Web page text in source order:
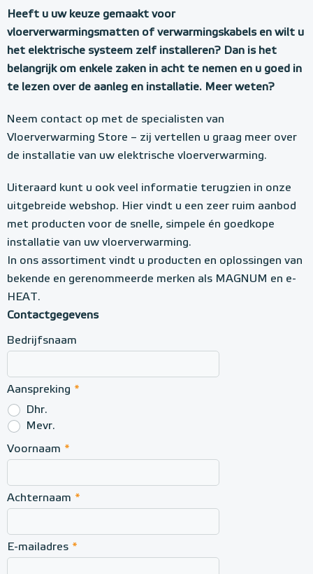
Heeft u uw keuze gemaakt voor
vloerverwarmingsmatten of verwarmingskabels en wilt u
het elektrische systeem zelf installeren? Dan is het
belangrijk om enkele zaken in acht te nemen en u goed in
te lezen over de aanleg en installatie. Meer weten?
Neem contact op met de specialisten van
Vloerverwarming Store – zij vertellen u graag meer over
de installatie van uw elektrische vloerverwarming.
Uiteraard kunt u ook veel informatie terugzien in onze
uitgebreide webshop. Hier vindt u een zeer ruim aanbod
met producten voor de snelle, simpele én goedkope
installatie van uw vloerverwarming.
In ons assortiment vindt u producten en oplossingen van
bekende en gerenommeerde merken als MAGNUM en e-
HEAT.
Contactgegevens
Bedrijfsnaam
Aanspreking *
Dhr.
Mevr.
Voornaam *
Achternaam *
E-mailadres *